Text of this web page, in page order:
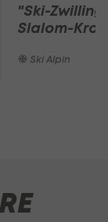
"Ski-
Slalom-
Ski Alpin